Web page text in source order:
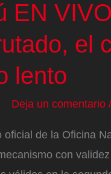
EN
el
lento
Deja un comentario /
oficial de la Oficina
con